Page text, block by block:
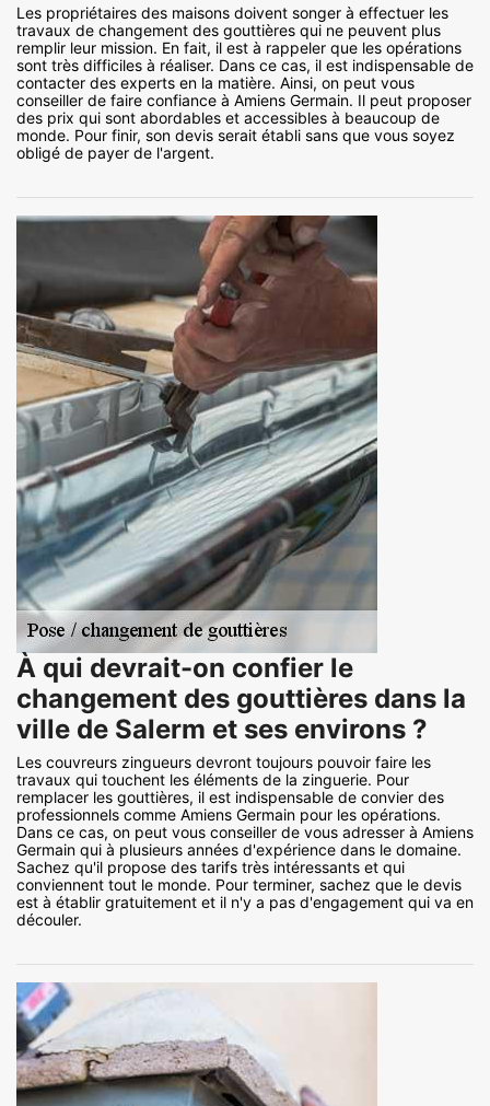
Les propriétaires des maisons doivent songer à effectuer les
travaux de changement des gouttières qui ne peuvent plus
remplir leur mission. En fait, il est à rappeler que les opérations
sont très difficiles à réaliser. Dans ce cas, il est indispensable de
contacter des experts en la matière. Ainsi, on peut vous
conseiller de faire confiance à Amiens Germain. Il peut proposer
des prix qui sont abordables et accessibles à beaucoup de
monde. Pour finir, son devis serait établi sans que vous soyez
obligé de payer de l'argent.
À qui devrait-on confier le
changement des gouttières dans la
ville de Salerm et ses environs ?
Les couvreurs zingueurs devront toujours pouvoir faire les
travaux qui touchent les éléments de la zinguerie. Pour
remplacer les gouttières, il est indispensable de convier des
professionnels comme Amiens Germain pour les opérations.
Dans ce cas, on peut vous conseiller de vous adresser à Amiens
Germain qui à plusieurs années d'expérience dans le domaine.
Sachez qu'il propose des tarifs très intéressants et qui
conviennent tout le monde. Pour terminer, sachez que le devis
est à établir gratuitement et il n'y a pas d'engagement qui va en
découler.